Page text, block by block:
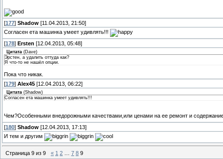
[177] Shadow [11.04.2013, 21:50]
Согласен ета машинка умеет удивлять!!!
[178] Ersten [12.04.2013, 05:48]
Цитата (Dave)
Эрстен, а удалить оттуда как?
Я что-то не нашёл опции.
Пока что никак.
[179] Alex45 [12.04.2013, 06:22]
Цитата (Shadow)
Согласен ета машинка умеет удивлять!!!
Чем?Особенными внедорожными качествами,или ценами на ее ремонт и
[180] Shadow [12.04.2013, 17:13]
И тем и другим
Страница 9 из 9 « 1 2 7 8 9